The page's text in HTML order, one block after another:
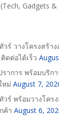
Gadgets &
ร์ วางโครงสร้าง
ดต่อได้เร็ว
าการ พร้อมบริก
หม่ August 7,
ร์ พร้อมวางโครง
ค้า August 6,